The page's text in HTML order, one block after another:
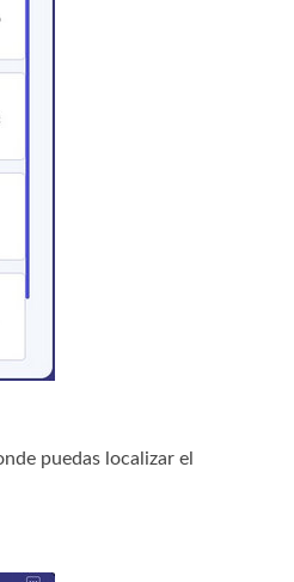
puedas localizar el